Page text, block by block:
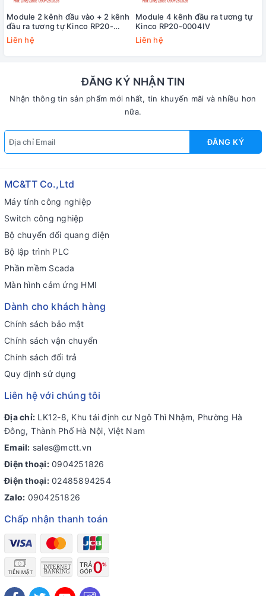
Module 2 kênh đầu vào + 2 kênh
đầu ra tương tự Kinco RP20-
0202IV
Liên hệ
Module 4 kênh đầu ra tương tự
Kinco RP20-0004IV
Liên hệ
ĐĂNG KÝ NHẬN TIN
Nhận thông tin sản phẩm mới nhất, tin khuyến mãi và nhiều hơn
nữa.
ĐĂNG KÝ
MC&TT Co.,Ltd
Máy tính công nghiệp
Switch công nghiệp
Bộ chuyển đổi quang điện
Bộ lập trình PLC
Phần mềm Scada
Màn hình cảm ứng HMI
Dành cho khách hàng
Chính sách bảo mật
Chính sách vận chuyển
Chính sách đổi trả
Quy định sử dụng
Liên hệ với chúng tôi
Địa chỉ: LK12-8, Khu tái định cư Ngô Thì Nhậm, Phường Hà
Đông, Thành Phố Hà Nội, Việt Nam
Email: sales@mctt.vn
Điện thoại: 0904251826
Điện thoại: 02485894254
Zalo: 0904251826
Chấp nhận thanh toán